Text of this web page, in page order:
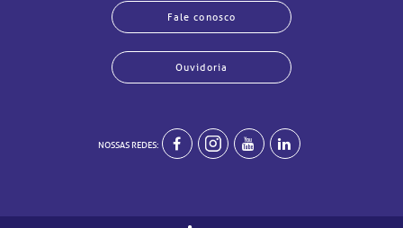
Fale conosco
Ouvidoria
NOSSAS REDES: